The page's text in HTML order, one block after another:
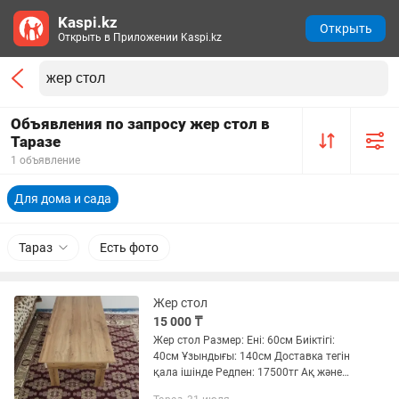
Объявления по запросу жер стол в
Таразе
1 объявление
Для дома и сада
Тараз Есть фото
Жер стол
15 000 ₸
Жер стол Размер: Ені: 60см Биіктігі:
40см Ұзындығы: 140см Доставка тегін
қала ішінде Редпен: 17500тг Ақ және
Kaspi.kz
Открыть в Приложении Kaspi.kz
Открыть